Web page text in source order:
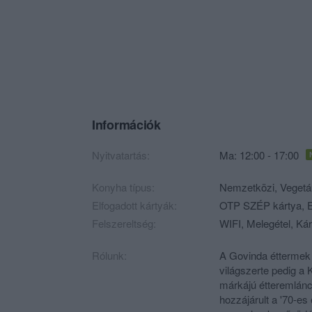
Információk
Nyitvatartás: Ma: 12:00 - 17:00
Konyha típus: Nemzetközi,
Elfogadott kártyák:
OTP SZÉP kártya,
Felszereltség:
WIFI, Melegétel,
Rólunk:
A Govinda
világszerte pedig a
márkájú
hozzájárult a '70-